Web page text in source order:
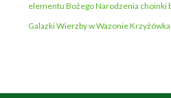
elementu Bożego Narodzenia choinki
Galazki Wierzby w Wazonie Krzyżówka